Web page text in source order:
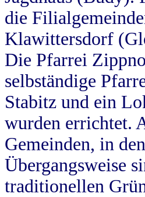
die
Klawittersdorf
Die Pfarrei
selbständige
Stabitz und ein
wurden errichtet.
Gemeinden, in
Übergangsweise
traditionellen